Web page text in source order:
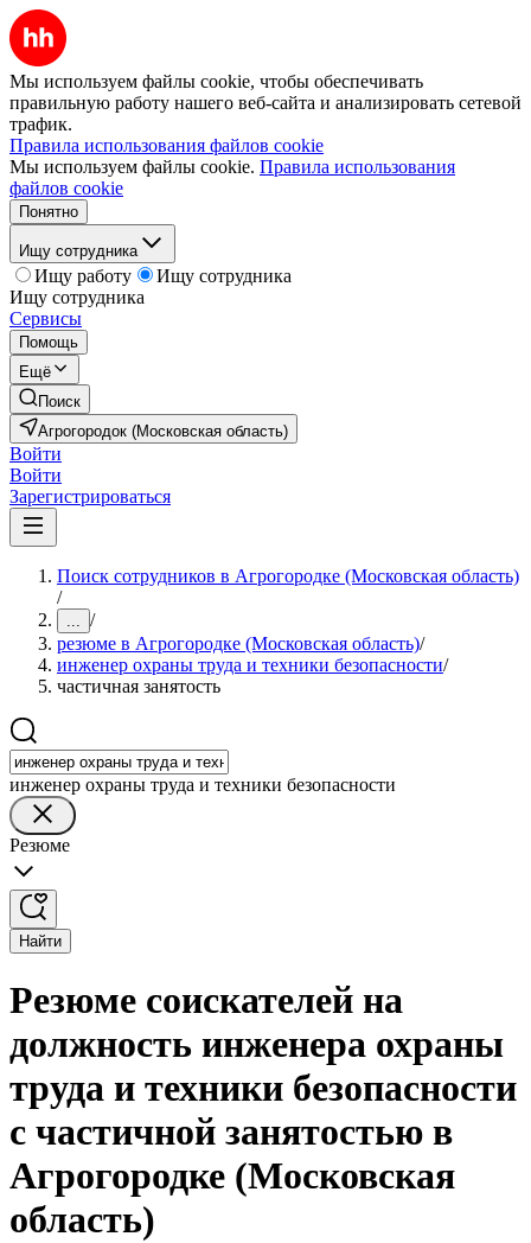
Мы используем файлы cookie, чтобы обеспечивать
правильную работу нашего веб-сайта и анализировать сетевой
трафик.
Правила использования файлов cookie
Мы используем файлы cookie. Правила использования
файлов cookie
Понятно
Ищу сотрудника
Ищу работу
Ищу сотрудника
Ищу сотрудника
Сервисы
Помощь
Ещё
Поиск
Агрогородок (Московская область)
Войти
Войти
Зарегистрироваться
Поиск сотрудников в Агрогородке (Московская область)
/
... /
резюме в Агрогородке (Московская область)/
инженер охраны труда и техники безопасности/
частичная занятость
инженер охраны труда и техники безопасности
Резюме
Найти
Резюме соискателей на
должность инженера охраны
труда и техники безопасности
с частичной занятостью в
Агрогородке (Московская
область)